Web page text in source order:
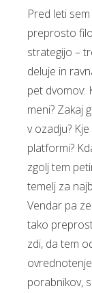
Pred leti
preprosto
strategijo –
deluje in
pet dvomov:
meni? Zakaj
v ozadju?
platformi?
zgolj tem
temelj za
Vendar pa
tako
zdi, da tem
porabnikov,